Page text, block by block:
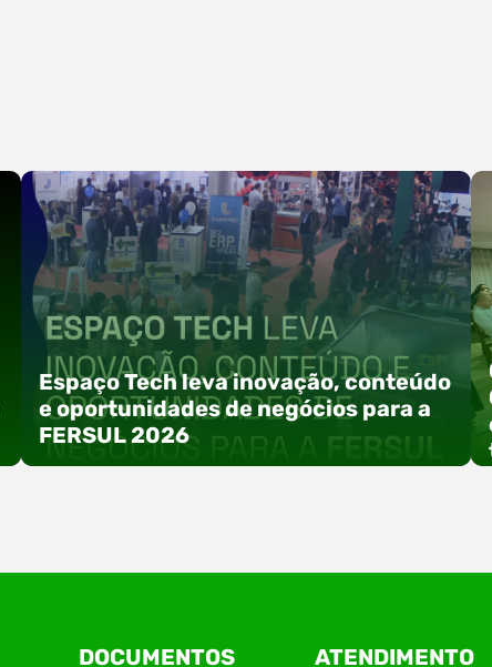
Espaço Tech leva inovação, conteúdo
e oportunidades de negócios para a
FERSUL 2026
A 15ª FERSUL – Feira Multissetorial do Alto Vale
DOCUMENTOS ATENDIMENTO